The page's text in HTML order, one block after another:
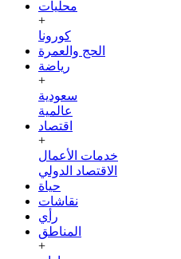
محليات
+
كورونا
الحج والعمرة
رياضة
+
سعودية
عالمية
اقتصاد
+
خدمات الأعمال
الاقتصاد الدولي
حياة
نقاشات
رأي
المناطق
+